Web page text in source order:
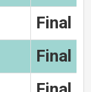
Final
Final